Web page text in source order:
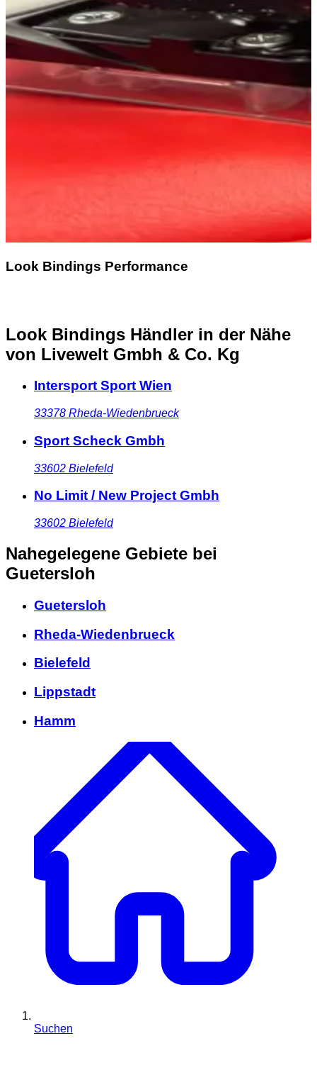
Look Bindings Performance
Look Bindings Händler in der Nähe
von Livewelt Gmbh & Co. Kg
Intersport Sport Wien
33378 Rheda-Wiedenbrueck
Sport Scheck Gmbh
33602 Bielefeld
No Limit / New Project Gmbh
33602 Bielefeld
Nahegelegene Gebiete bei
Guetersloh
Guetersloh
Rheda-Wiedenbrueck
Bielefeld
Lippstadt
Hamm
Suchen